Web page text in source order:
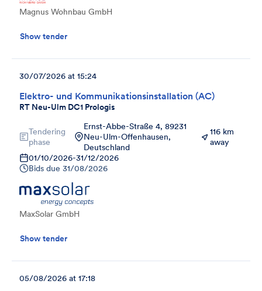
Magnus Wohnbau GmbH
Show tender
Elektro- und Kommunikationsinstallation (AC)
RT Neu-Ulm DC1 Prologis
30/07/2026 at 15:24
Tendering
phase
Ernst-Abbe-Straße 4, 89231
Neu-Ulm-Offenhausen,
Deutschland
116 km
away
01/10/2026-31/12/2026
Bids due 31/08/2026
MaxSolar GmbH
Show tender
05/08/2026 at 17:18